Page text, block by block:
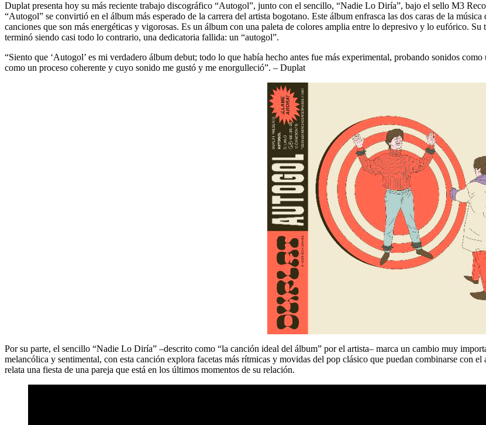
Duplat presenta hoy su más reciente trabajo discográfico “Autogol”, junto con el sencillo, “Nadie Lo Diría”, bajo el sello M3
“Autogol” se convirtió en el álbum más esperado de la carrera del artista bogotano. Este álbum enfrasca las dos caras de la
canciones que son más energéticas y vigorosas. Es un álbum con una paleta de colores amplia entre lo depresivo y lo eufórico.
terminó siendo casi todo lo contrario, una dedicatoria fallida: un “autogol”.
“Siento que ‘Autogol’ es mi verdadero álbum debut; todo lo que había hecho antes fue más experimental, probando sonidos
como un proceso coherente y cuyo sonido me gustó y me enorgulleció”. – Duplat
Por su parte, el sencillo “Nadie Lo Diría” –descrito como “la canción ideal del álbum” por el artista– marca un cambio muy
melancólica y sentimental, con esta canción explora facetas más rítmicas y movidas del pop clásico que puedan combinarse con
relata una fiesta de una pareja que está en los últimos momentos de su relación.